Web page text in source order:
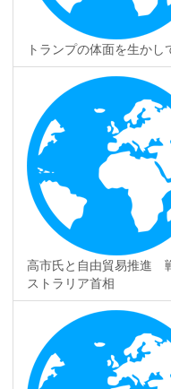
トランプの体面を生か
高市氏と自由貿易推進
ストラリア首相